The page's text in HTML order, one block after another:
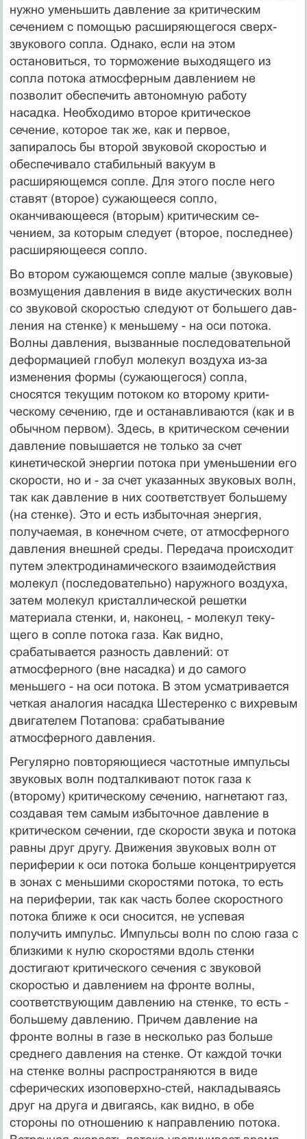
нужно умень­шить давление за критическим
сечением с помощью расширяющегося сверх­
звукового сопла. Однако, если на этом
остановиться, то торможение выхо­дящего из
сопла потока атмосферным давлением не
позволит обеспечить ав­тономную работу
насадка. Необходимо второе критическое
сечение, которое так же, как и первое,
запиралось бы второй звуковой скоростью и
обеспечивало стабильный вакуум в
расширяющемся сопле. Для этого после него
ста­вят (второе) сужающееся сопло,
оканчивающееся (вторым) критическим се­
чением, за которым следует (второе, последнее)
расширяющееся сопло.
Во втором сужающемся сопле малые (звуковые)
возмущения давления в виде акустических волн
со звуковой скоростью следуют от большего дав­
ления на стенке) к меньшему - на оси потока.
Волны давления, вызванные последовательной
деформацией глобул молекул воздуха из-за
изменения формы (сужающегося) сопла,
сносятся текущим потоком ко второму крити­
ческому сечению, где и останавливаются (как и в
обычном первом). Здесь, в критическом сечении
давление повышается не только за счет
кинетической энергии потока при уменьшении его
скорости, но и - за счет указанных зву­ковых волн,
так как давление в них соответствует большему
(на стенке). Это и есть избыточная энергия,
получаемая, в конечном счете, от атмосферного
давления внешней среды. Передача происходит
путем электродинамического взаимодействия
молекул (последовательно) наружного воздуха,
затем моле­кул кристаллической решетки
материала стенки, и, наконец, - молекул теку­
щего в сопле потока газа. Как видно,
срабатывается разность давлений: от
атмосферного (вне насадка) и до самого
меньшего - на оси потока. В этом усматривается
четкая аналогия насадка Шестеренко с вихревым
двигателем Потапова: срабатывание
атмосферного давления.
Регулярно повторяющиеся частотные импульсы
звуковых волн подтал­кивают поток газа к
(второму) критическому сечению, нагнетают газ,
созда­вая тем самым избыточное давление в
критическом сечении, где скорости звука и потока
равны друг другу. Движения звуковых волн от
периферии к оси потока больше концентрируется
в зонах с меньшими скоростями потока, то есть
на периферии, так как часть более скоростного
потока ближе к оси сносится, не успевая
получить импульс. Импульсы волн по слою газа с
близ­кими к нулю скоростями вдоль стенки
достигают критического сечения с звуковой
скоростью и давлением на фронте волны,
соответствующим давле­нию на стенке, то есть -
большему давлению. Причем давление на
фронте волны в газе в несколько раз больше
среднего давления на стенке. От каждой точки
на стенке волны распространяются в виде
сферических изоповерхно-стей, накладываясь
друг на друга и двигаясь, как видно, в обе
стороны по от­ношению к направлению потока.